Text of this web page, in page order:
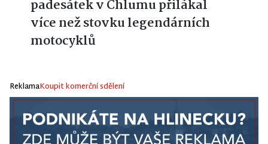
padesátek v Chlumu přilákal
více než stovku legendárních
motocyklů
ReklamaKoupit komerční sdělení